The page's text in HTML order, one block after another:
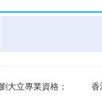
劉大立專業資格： 香